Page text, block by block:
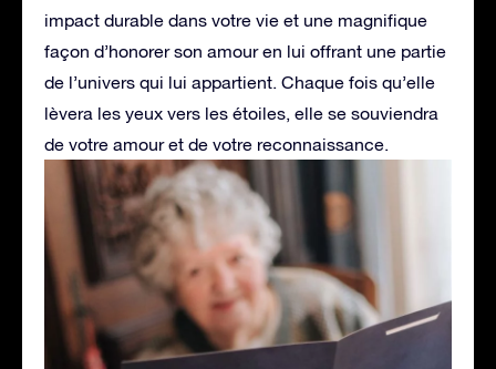
impact durable dans votre vie et une magnifique
façon d’honorer son amour en lui offrant une partie
de l’univers qui lui appartient. Chaque fois qu’elle
lèvera les yeux vers les étoiles, elle se souviendra
de votre amour et de votre reconnaissance.